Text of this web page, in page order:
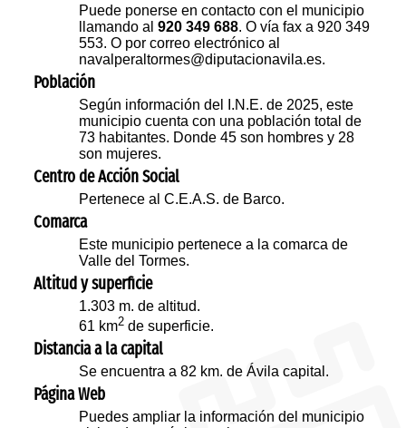
Puede ponerse en contacto con el municipio
llamando al920 349 688. O vía fax a 920 349
553. O por correo electrónico al
navalperaltormes@diputacionavila.es.
Población
Según información del I.N.E. de 2025, este
municipio cuenta con una población total de
73 habitantes. Donde 45 son hombres y 28
son mujeres.
Centro de Acción Social
Pertenece al C.E.A.S. de Barco.
Comarca
Este municipio pertenece a la comarca de
Valle del Tormes.
Altitud y superficie
1.303 m. de altitud.
61 km2 de superficie.
Distancia a la capital
Se encuentra a 82 km. de Ávila capital.
Página Web
Puedes ampliar la información del municipio